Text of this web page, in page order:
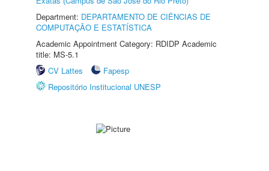
Department: DEPARTAMENTO DE CIÊNCIAS DE
COMPUTAÇÃO E ESTATÍSTICA
Academic Appointment Category: RDIDP Academic
title: MS-5.1
CV Lattes
Fapesp
Repositório Institucional UNESP